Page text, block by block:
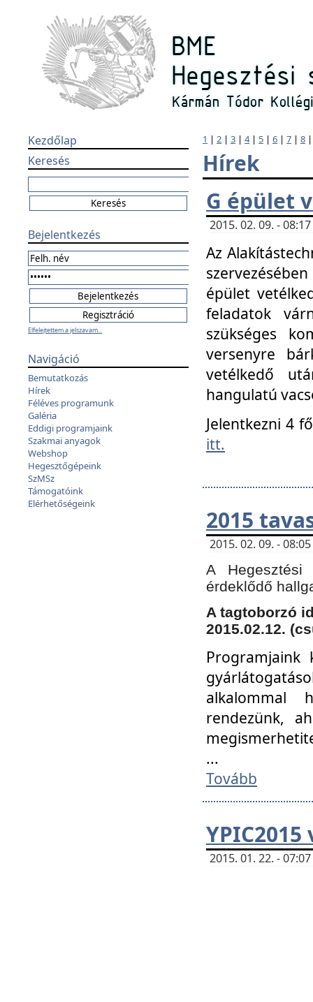
Kezdőlap
Keresés
Bejelentkezés
Elfelejtettem a jelszavam...
Navigáció
Bemutatkozás
Hírek
Féléves programunk
Galéria
Eddigi programjaink
Szakmai anyagok
Webshop
Hegesztőgépeink
SzMSz
Támogatóink
Elérhetőségeink
1 | 2 | 3 | 4| 5 | 6 | 7 | 8
Hírek
G épület
2015. 02. 09. -
Az
épület
feladatok
szükséges
versenyre
vetélkedő
hangulatú
Jelentkezni 4
itt.
2015
2015. 02. 09. -
A
érdeklődő
A tagtoborzó
2015.02.12.
Programjaink
alkalommal
rendezünk,
...
Tovább
YPIC2015
2015. 01. 22. -